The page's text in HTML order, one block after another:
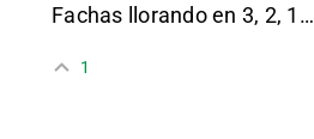
Fachas llorando en 3, 2, 1…
1